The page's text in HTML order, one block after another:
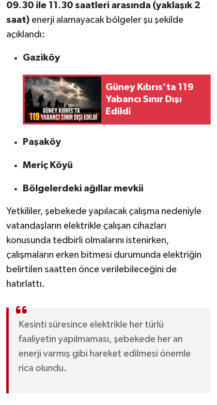
09.30 ile 11.30 saatleri arasında (yaklaşık 2
saat)enerji alamayacak bölgeler şu şekilde
açıklandı:
Gaziköy
Güney Kıbrıs’ta 119
Yabancı Sınır Dışı
Edildi
Paşaköy
Meriç Köyü
Bölgelerdeki ağıllar mevkii
Yetkililer, şebekede yapılacak çalışma nedeniyle
vatandaşların elektrikle çalışan cihazları
konusunda tedbirli olmalarını istenirken,
çalışmaların erken bitmesi durumunda elektriğin
belirtilen saatten önce verilebileceğini de
hatırlattı.
Kesinti süresince elektrikle her türlü
faaliyetin yapılmaması, şebekede her an
enerji varmış gibi hareket edilmesi önemle
rica olundu.